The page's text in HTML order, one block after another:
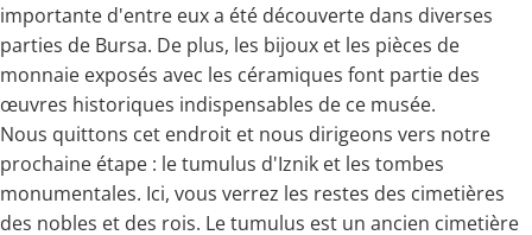
importante d'entre eux a été découverte dans diverses
parties de Bursa. De plus, les bijoux et les pièces de
monnaie exposés avec les céramiques font partie des
œuvres historiques indispensables de ce musée.
Nous quittons cet endroit et nous dirigeons vers notre
prochaine étape : le tumulus d'Iznik et les tombes
monumentales. Ici, vous verrez les restes des cimetières
des nobles et des rois. Le tumulus est un ancien cimetière